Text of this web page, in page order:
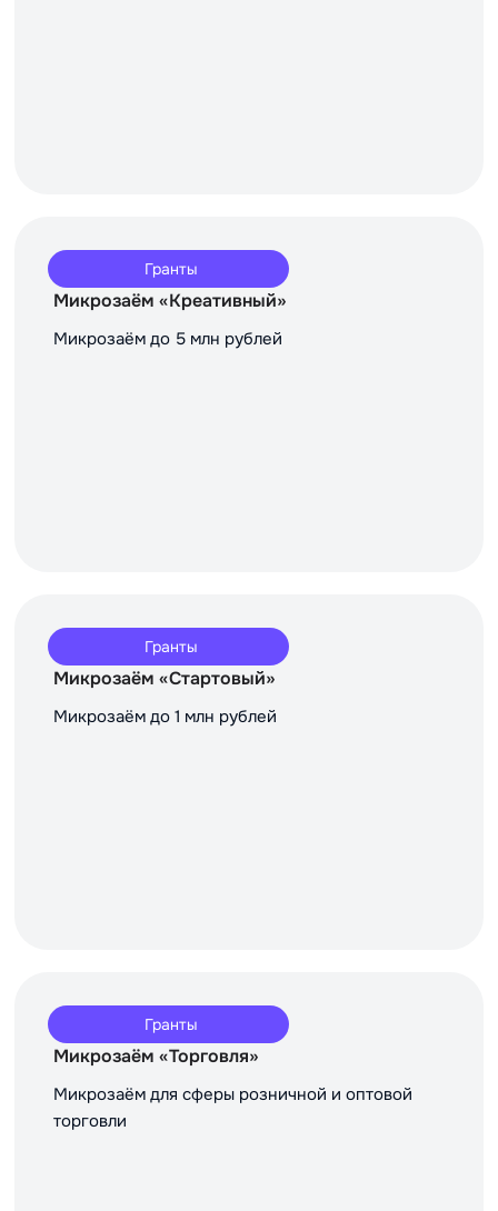
Гранты
Микрозаём «Креативный»
Микрозаём до 5 млн рублей
Гранты
Микрозаём «Стартовый»
Микрозаём до 1 млн рублей
Гранты
Микрозаём «Торговля»
Микрозаём для сферы розничной и оптовой
торговли